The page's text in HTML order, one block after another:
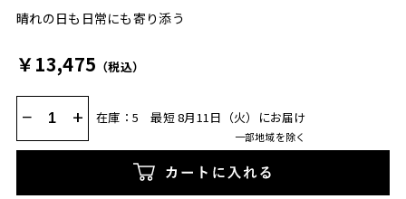
晴れの日も日常にも寄り添う
￥13,475 （税込）
− + 在庫：5 最短 8月11日（火）にお届け
一部地域を除く
カートに入れる